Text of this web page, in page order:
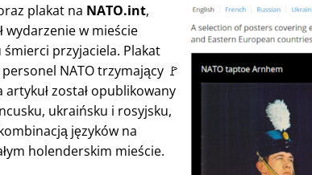
plakat na NATO.int,
wydarzenie w mieście
śmierci przyjaciela. Plakat
NATO trzymający 🚩
artykuł został opublikowany
ukraińsku i rosyjsku,
języków na
holenderskim mieście.